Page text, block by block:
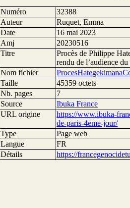
Numéro
32388
Auteur
Ruquet, Emma
Date
16 mai 2023
Amj
20230516
Titre
Procès de Philippe
rendu de l’audience
Nom fichier
Taille
45359 octets
Nb. pages
7
Source
Ibuka France
URL origine
https://www.ibuka-
de-paris-4eme-jour/
Type
Page web
Langue
FR
Détails
https://